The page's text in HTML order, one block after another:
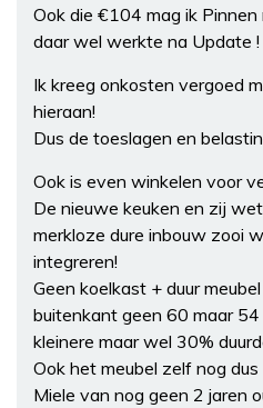
Ook die €104 mag ik
daar wel werkte na Update !
Ik kreeg onkosten vergoed
hieraan!
Dus de toeslagen en
Ook is even winkelen voor
De nieuwe keuken en zij
merkloze dure inbouw zooi
integreren!
Geen koelkast + duur
buitenkant geen 60 maar
kleinere maar wel 30%
Ook het meubel zelf nog
Miele van nog geen 2 jaren